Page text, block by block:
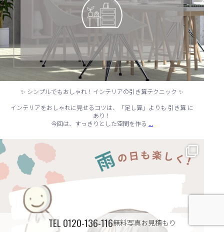
✨ シンプルでもおしゃれ！インテリアの引き算テクニック ✨
インテリアをおしゃれに見せるコツは、「足し算」よりも 引き算 に
あり！
今回は、すっきりとした空間を作る ...
☔ 雨の日でも快適に！室内でできる遊びアイデア 🌈
...
TEL 0120-136-116無料写真お見積もり